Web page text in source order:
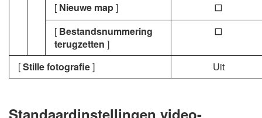
[ Nieuwe map] U
[ Bestandsnummering
terugzetten ]
U
[Stille fotografie] Uit
Standaardinstellingen video-